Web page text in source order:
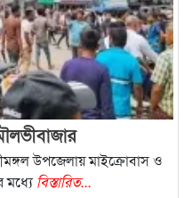
উপজেলায় মাইক্রোবাস ও
মধ্যেবিস্তারিত...